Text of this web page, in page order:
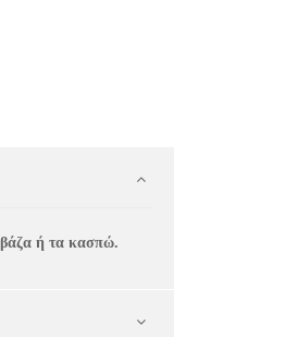
βάζα ή τα κασπώ.